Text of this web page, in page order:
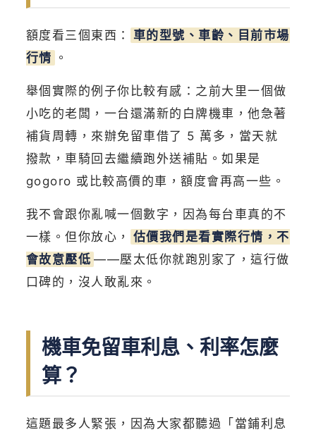
額度看三個東西：
車的型號、車齡、目前市場
行情 。
舉個實際的例子你比較有感：之前大里一個做
小吃的老闆，一台還滿新的白牌機車，他急著
補貨周轉，來辦免留車借了 5 萬多，當天就
撥款，車騎回去繼續跑外送補貼。如果是
gogoro 或比較高價的車，額度會再高一些。
我不會跟你亂喊一個數字，因為每台車真的不
一樣。但你放心，
估價我們是看實際行情，不
會故意壓低 ——壓太低你就跑別家了，這行做
口碑的，沒人敢亂來。
機車免留車利息、利率怎麼
算？
這題最多人緊張，因為大家都聽過「當鋪利息